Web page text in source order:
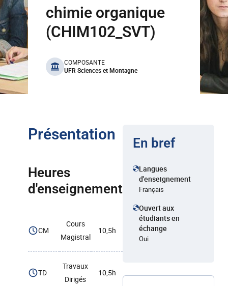
chimie organique
(CHIM102_SVT)
benefits
COMPOSANTE
UFR Sciences et Montagne
Présentation
Heures
d'enseignement
CM
Cours
Magistral
10,5h
TD
Travaux
Dirigés
10,5h
En bref
Langues
d'enseignement
Français
Ouvert aux
étudiants en
échange
Oui